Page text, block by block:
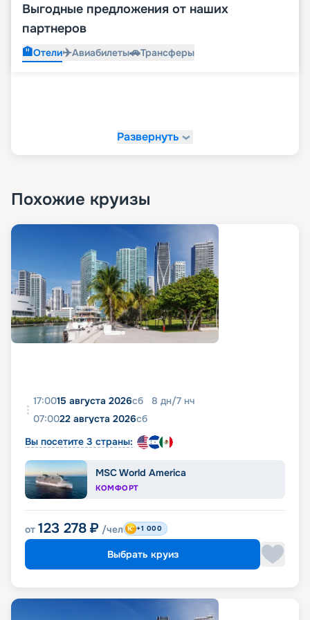
Выгодные предложения от наших
партнеров
🏨Отели✈️Авиабилеты🚗Трансферы
Развернуть
Похожие круизы
17:0015 августа 2026сб 8 дн/7 нч
07:0022 августа 2026сб
Вы посетите 3 страны:
MSC World America
КОМФОРТ
от 123 278 ₽ /чел +1 000
Выбрать круиз